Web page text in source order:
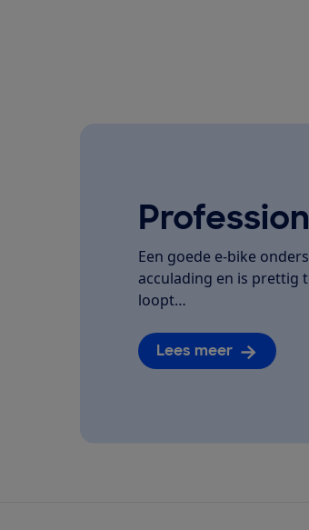
Een goede e-bike
acculading en is prettig
loopt…
Lees meer